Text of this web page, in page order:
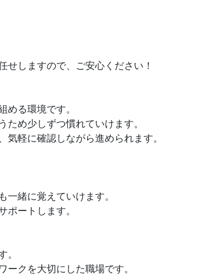
せしますので、ご安心ください！
める環境です。
め少しずつ慣れていけます。
気軽に確認しながら進められます。
一緒に覚えていけます。
ポートします。
。
クを大切にした職場です。